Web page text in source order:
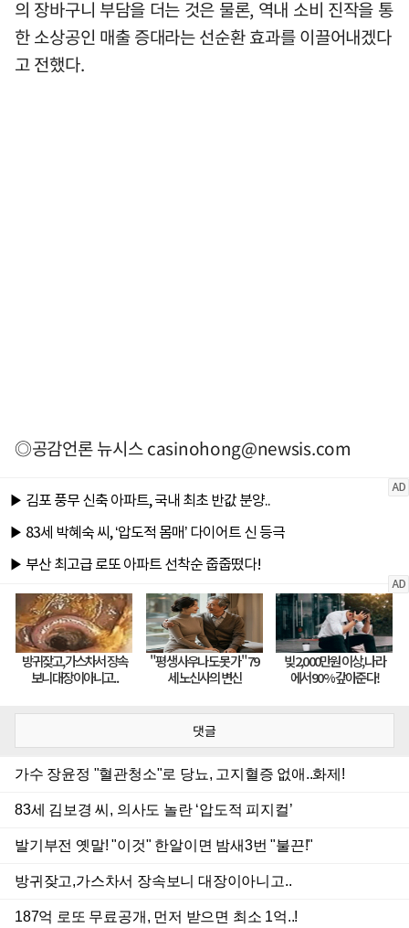
의 장바구니 부담을 더는 것은 물론, 역내 소비 진작을 통
한 소상공인 매출 증대라는 선순환 효과를 이끌어내겠다
고 전했다.
◎공감언론 뉴시스casinohong@newsis.com
댓글